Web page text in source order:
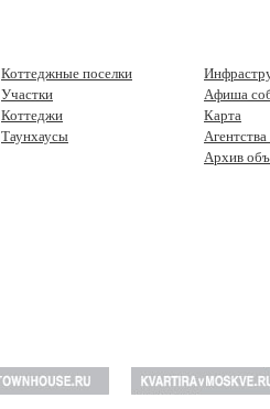
Коттеджные поселки
Участки
Коттеджи
Таунхаусы
Афиша
Карта
Архив